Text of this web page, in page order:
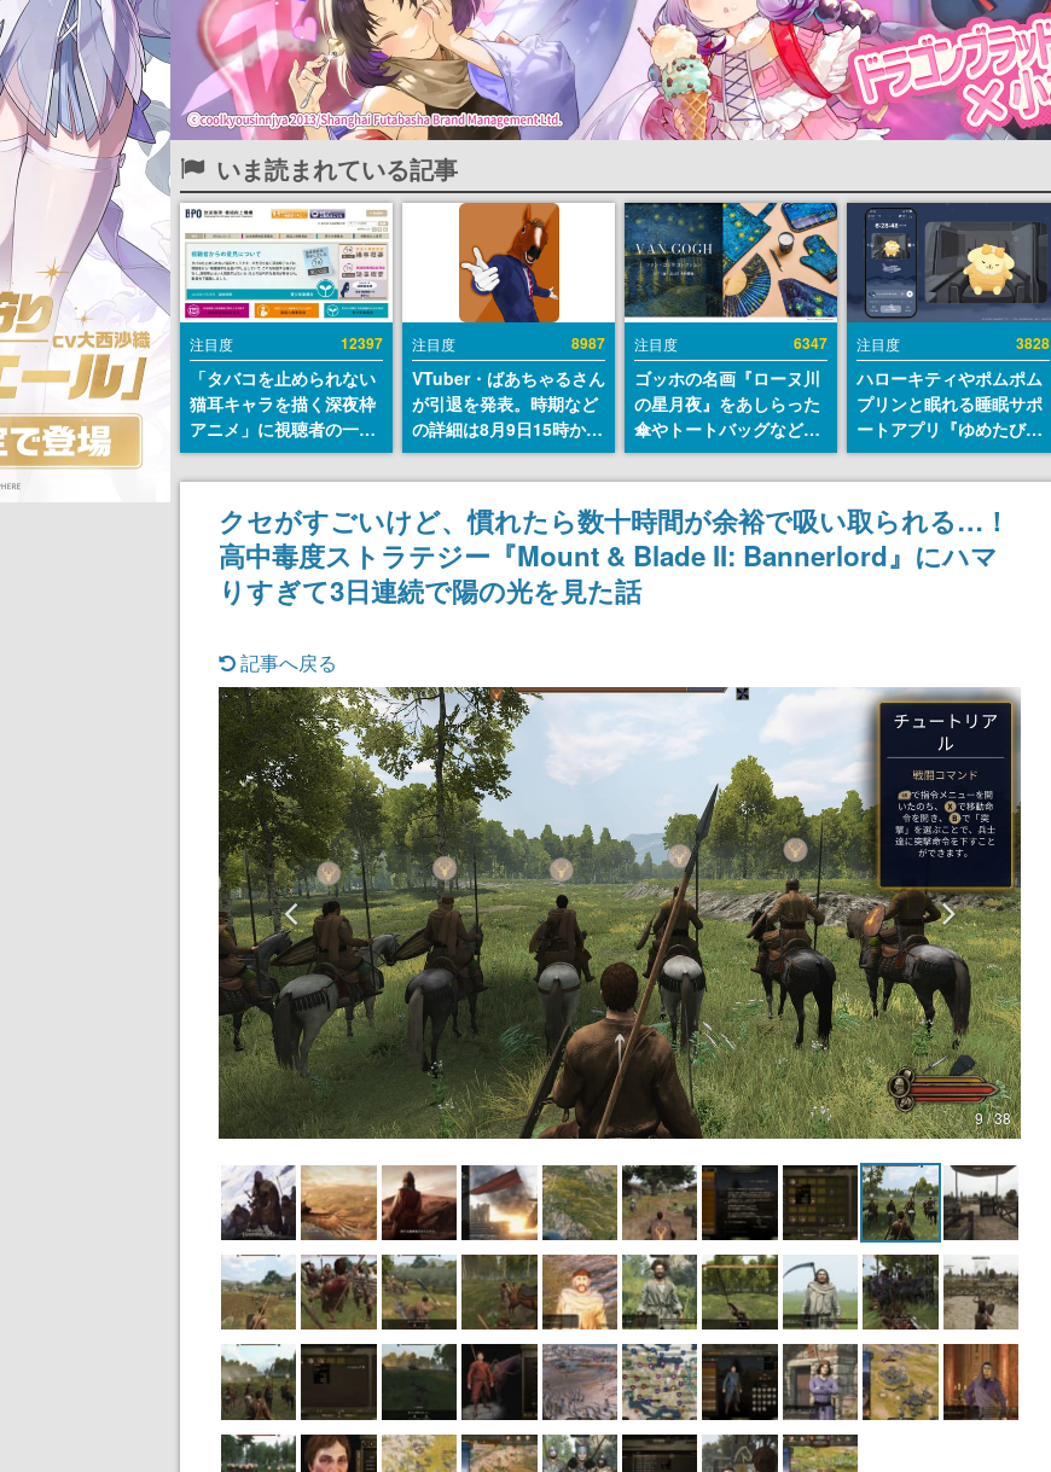
いま読まれている記事
注目度 12397
「タバコを止められない
猫耳キャラを描く深夜枠
アニメ」に視聴者の一部
から批判意見。違法薬物
の使用と思しき描写も含
めて、BPOが議論を交わ
注目度 8987
VTuber・ばあちゃるさん
が引退を発表。時期など
の詳細は8月9日15時から
の配信で説明
注目度 6347
ゴッホの名画『ローヌ川
の星月夜』をあしらった
傘やトートバッグなどが
登場。8月7日21時より2
日間限定で予約販売
注目度 3828
ハローキティやポムポム
プリンと眠れる睡眠サポ
ートアプリ『ゆめたび』
が配信中。キャラごとの
ASMRや目覚ましアラー
ムも搭載
クセがすごいけど、慣れたら数十時間が余裕で吸い取られる…！
高中毒度ストラテジー『Mount & Blade II: Bannerlord』にハマ
りすぎて3日連続で陽の光を見た話
記事へ戻る
9 / 38